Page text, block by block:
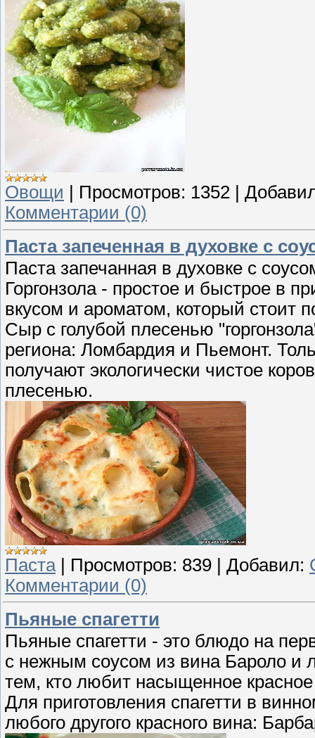
Овощи Просмотров: 1352
Комментарии (0)
Паста запеченная в духовке с
Паста запечанная в духовке с
Горгонзола - простое и быстрое в
вкусом и ароматом, который стоит
Сыр с голубой плесенью
региона: Ломбардия и Пьемонт.
получают экологически чистое
плесенью.
Паста| Просмотров: 839 Добавил:
Комментарии (0)
Пьяные спагетти
Пьяные спагетти - это блюдо на
с нежным соусом из вина Бароло и
тем, кто любит насыщенное
Для приготовления спагетти в
любого другого красного вина: